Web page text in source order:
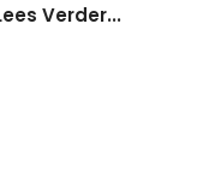
Verder...